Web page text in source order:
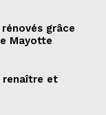
grâce
Mayotte
et